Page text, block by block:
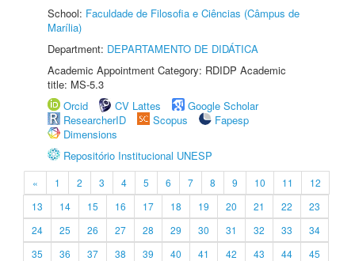
School: Faculdade de Filosofia e Ciências (Câmpus de
Marília)
Department: DEPARTAMENTO DE DIDÁTICA
Academic Appointment Category: RDIDP Academic
title: MS-5.3
Orcid
CV Lattes
Google Scholar
ResearcherID
Scopus
Fapesp
Dimensions
Repositório Institucional UNESP
« 1 2 3 4 5 6 7 8 9 10 11
12
13
14 15 16 17 18 19 20 21 22
23
24
25 26 27 28 29 30 31 32 33
34
35
36 37 38 39 40 41 42 43 44
45